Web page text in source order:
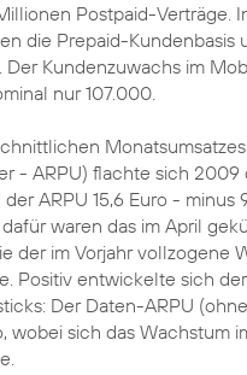
Postpaid-Verträge.
die Prepaid-Kundenbasis
Kundenzuwachs im
nur 107.000.
- ARPU) flachte sich 2009
ARPU 15,6 Euro - minus
waren das im April
der im Vorjahr vollzogene
Positiv entwickelte sich
Der Daten-ARPU
wobei sich das Wachstum